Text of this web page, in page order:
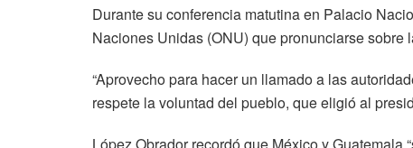
Durante su conferencia matutina en Palacio
Naciones Unidas (ONU) que pronunciarse sobre
“Aprovecho para hacer un llamado a las
respete la voluntad del pueblo, que eligió al
López Obrador recordó que México y Guatemala